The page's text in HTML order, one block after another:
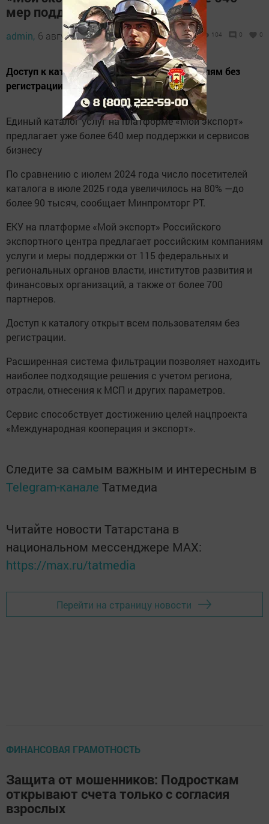
мер поддержки
admin, 6 августа 2025 - 13:25 104 0 0
Доступ к каталогу открыт всем пользователям без
регистрации.
Единый каталог услуг на платформе «Мой экспорт»
предлагает уже более 640 мер поддержки и сервисов
бизнесу
По сравнению с июлем 2024 года число посетителей
каталога в июле 2025 года увеличилось на 80% —до
более 90 тысяч, сообщает Минпромторг РТ.
ЕКУ на платформе «Мой экспорт» Российского
экспортного центра предлагает российским компаниям
услуги и меры поддержки от 115 федеральных и
региональных органов власти, институтов развития и
финансовых организаций, а также от более 700
партнеров.
Доступ к каталогу открыт всем пользователям без
регистрации.
Расширенная система фильтрации позволяет находить
наиболее подходящие решения с учетом региона,
отрасли, отнесения к МСП и других параметров.
Сервис способствует достижению целей нацпроекта
«Международная кооперация и экспорт».
Следите за самым важным и интересным в
Telegram-канале Татмедиа
Читайте новости Татарстана в
национальном мессенджере MАХ:
https://max.ru/tatmedia
Перейти на страницу новости
ФИНАНСОВАЯ ГРАМОТНОСТЬ
Защита от мошенников: Подросткам
открывают счета только с согласия
взрослых